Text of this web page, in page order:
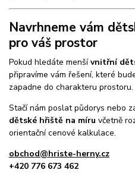
Navrhneme vám
pro váš prostor
Pokud hledáte menšívnitřní
připravíme vám řešení, které
zapadne do charakteru prostoru.
Stačí nám poslat půdorys nebo
dětské hřiště na míru včetně
orientační cenové kalkulace.
obchod@hriste-herny.cz
+420 776 673 462